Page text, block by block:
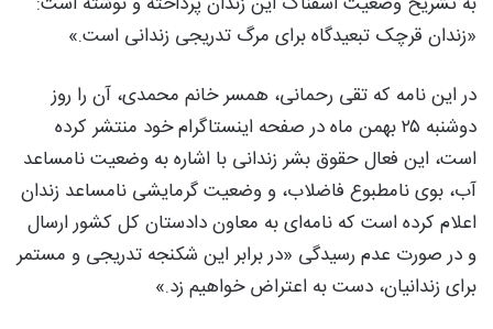
«زندان قرچک تبعیدگاه برای مرگ تدریجی زندانی است.»
در این نامه که تقی رحمانی، همسر خانم محمدی، آن را روز
دوشنبه ۲۵ بهمن‌ ماه در صفحه اینستاگرام خود منتشر کرده
است، این فعال حقوق بشر زندانی با اشاره به وضعیت نامساعد
آب،‌ بوی نامطبوع فاضلاب، و وضعیت گرمایشی نامساعد زندان
اعلام کرده است که نامه‌ای به معاون دادستان کل کشور ارسال
و در صورت عدم رسیدگی «در برابر این شکنجه تدریجی و مستمر
برای زندانیان، دست به اعتراض خواهیم زد.»